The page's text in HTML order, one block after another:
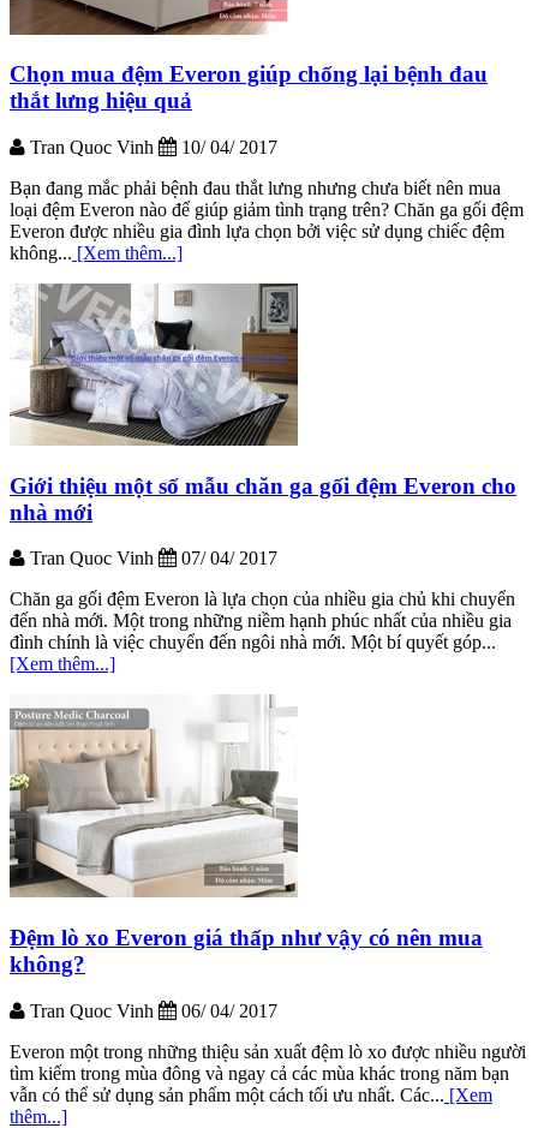
Chọn mua đệm Everon giúp chống lại bệnh đau
thắt lưng hiệu quả
Tran Quoc Vinh
10/ 04/ 2017
Bạn đang mắc phải bệnh đau thắt lưng nhưng chưa biết nên mua
loại đệm Everon nào để giúp giảm tình trạng trên? Chăn ga gối đệm
Everon được nhiều gia đình lựa chọn bởi việc sử dụng chiếc đệm
không... [Xem thêm...]
Giới thiệu một số mẫu chăn ga gối đệm Everon cho
nhà mới
Tran Quoc Vinh
07/ 04/ 2017
Chăn ga gối đệm Everon là lựa chọn của nhiều gia chủ khi chuyển
đến nhà mới. Một trong những niềm hạnh phúc nhất của nhiều gia
đình chính là việc chuyển đến ngôi nhà mới. Một bí quyết góp...
[Xem thêm...]
Đệm lò xo Everon giá thấp như vậy có nên mua
không?
Tran Quoc Vinh
06/ 04/ 2017
Everon một trong những thiệu sản xuất đệm lò xo được nhiều người
tìm kiếm trong mùa đông và ngay cả các mùa khác trong năm bạn
vẫn có thể sử dụng sản phẩm một cách tối ưu nhất. Các... [Xem
thêm...]